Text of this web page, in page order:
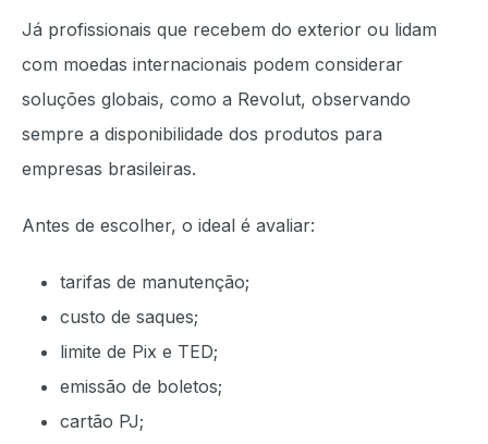
Já profissionais que recebem do exterior ou lidam
com moedas internacionais podem considerar
soluções globais, como a Revolut, observando
sempre a disponibilidade dos produtos para
empresas brasileiras.
Antes de escolher, o ideal é avaliar:
tarifas de manutenção;
custo de saques;
limite de Pix e TED;
emissão de boletos;
cartão PJ;